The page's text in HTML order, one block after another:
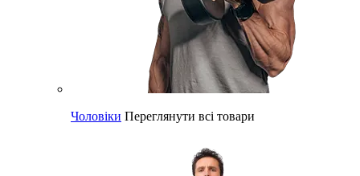
Чоловіки Переглянути всі товари